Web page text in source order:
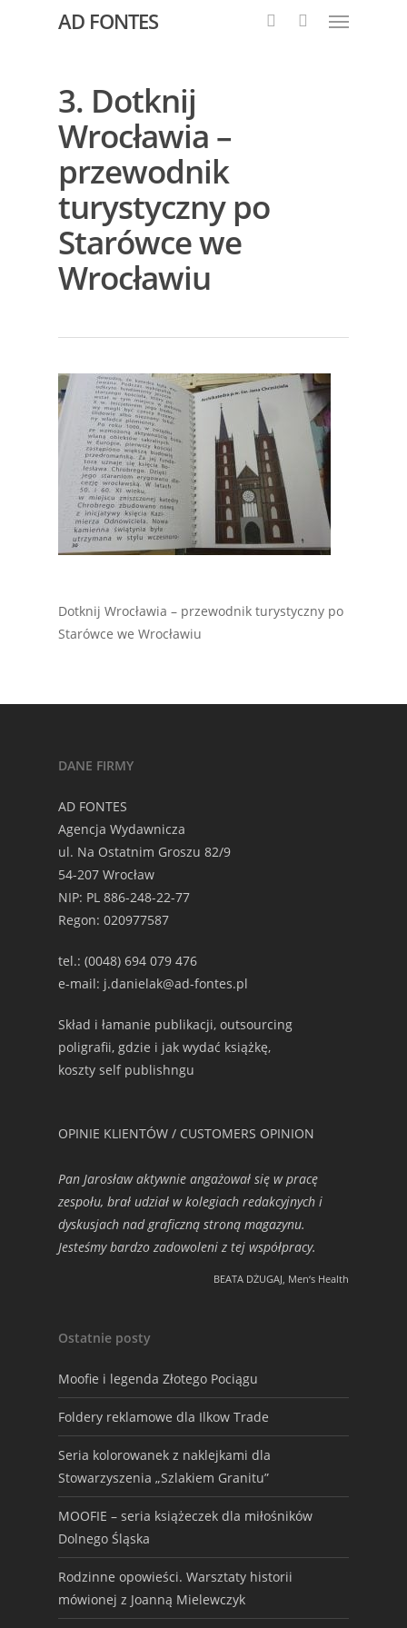
AD FONTES
3. Dotknij
Wrocławia –
przewodnik
turystyczny po
Starówce we
Wrocławiu
Dotknij Wrocławia – przewodnik turystyczny po
Starówce we Wrocławiu
DANE FIRMY
AD FONTES
Agencja Wydawnicza
ul. Na Ostatnim Groszu 82/9
54-207 Wrocław
NIP: PL 886-248-22-77
Regon: 020977587
tel.: (0048) 694 079 476
e-mail: j.danielak@ad-fontes.pl
Skład i łamanie publikacji, outsourcing
poligrafii, gdzie i jak wydać książkę,
koszty self publishngu
OPINIE KLIENTÓW / CUSTOMERS OPINION
Pan Jarosław aktywnie angażował się w pracę
zespołu, brał udział w kolegiach redakcyjnych i
dyskusjach nad graficzną stroną magazynu.
Jesteśmy bardzo zadowoleni z tej współpracy.
BEATA DŻUGAJ, Men‘s Health
Ostatnie posty
Moofie i legenda Złotego Pociągu
Foldery reklamowe dla Ilkow Trade
Seria kolorowanek z naklejkami dla
Stowarzyszenia „Szlakiem Granitu”
MOOFIE – seria książeczek dla miłośników
Dolnego Śląska
Rodzinne opowieści. Warsztaty historii
mówionej z Joanną Mielewczyk